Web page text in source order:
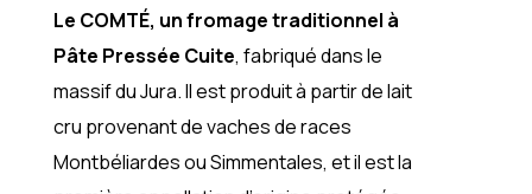
Le COMTÉ, un fromage traditionnel à
Pâte Pressée Cuite, fabriqué dans le
massif du Jura. Il est produit à partir de lait
cru provenant de vaches de races
Montbéliardes ou Simmentales, et il est la